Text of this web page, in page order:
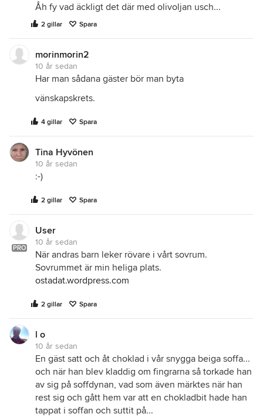
Åh fy vad äckligt det där med olivoljan usch...
2 gillar Spara
morinmorin2
10 år sedan
Har man sådana gäster bör man byta
vänskapskrets.
4 gillar Spara
Tina Hyvönen
10 år sedan
:-)
2 gillar Spara
PRO
User
10 år sedan
När andras barn leker rövare i vårt sovrum.
Sovrummet är min heliga plats.
ostadat.wordpress.com
2 gillar Spara
l o
10 år sedan
En gäst satt och åt choklad i vår snygga beiga soffa...
och när han blev kladdig om fingrarna så torkade han
av sig på soffdynan, vad som även märktes när han
rest sig och gått hem var att en chokladbit hade han
tappat i soffan och suttit på...